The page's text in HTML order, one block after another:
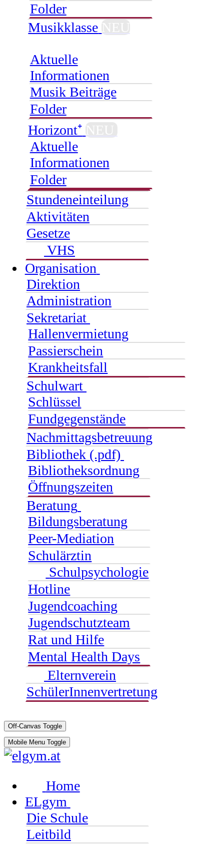
Folder
Musikklasse
Aktuelle
Informationen
Musik Beiträge
Folder
Horizont⁺
Aktuelle
Informationen
Folder
Stundeneinteilung
Aktivitäten
Gesetze
VHS
Organisation
Direktion
Administration
Sekretariat
Hallenvermietung
Passierschein
Krankheitsfall
Schulwart
Schlüssel
Fundgegenstände
Nachmittagsbetreuung
Bibliothek (.pdf)
Bibliotheksordnung
Öffnungszeiten
Beratung
Bildungsberatung
Peer-Mediation
Schulärztin
Schulpsychologie
Hotline
Jugendcoaching
Jugendschutzteam
Rat und Hilfe
Mental Health Days
Elternverein
SchülerInnenvertretung
Off-Canvas Toggle
Mobile Menu Toggle
Home
ELgym
Die Schule
Leitbild